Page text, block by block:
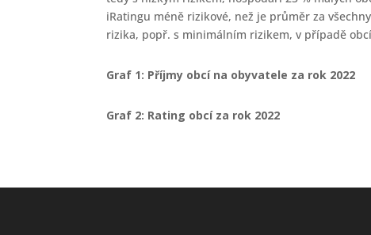
iRatingu méně rizikové, než je průměr za
rizika, popř. s minimálním rizikem, v případě
Graf 1: Příjmy obcí na obyvatele za rok 2022
Graf 2: Rating obcí za rok 2022